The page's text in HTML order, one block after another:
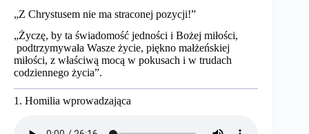
„Z Chrystusem nie ma straconej pozycji!”
„Życzę, by ta świadomość jedności i Bożej miłości,
podtrzymywała Wasze życie, piękno małżeńskiej
miłości, z właściwą mocą w pokusach i w trudach
codziennego życia”.
1. Homilia wprowadzająca